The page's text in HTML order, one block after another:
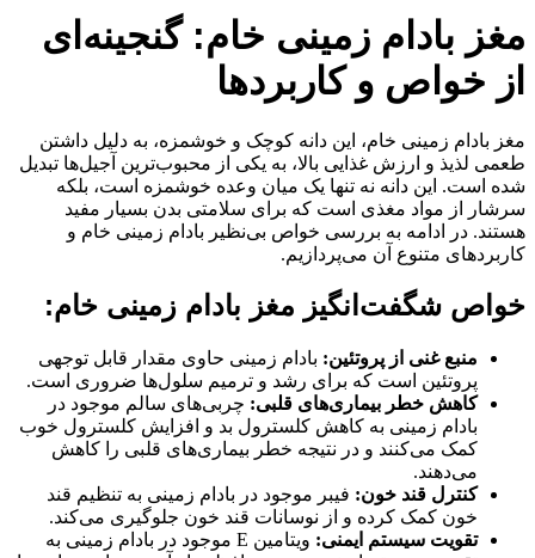
مغز بادام زمینی خام: گنجینه‌ای
از خواص و کاربردها
مغز بادام زمینی خام، این دانه کوچک و خوشمزه، به دلیل داشتن
طعمی لذیذ و ارزش غذایی بالا، به یکی از محبوب‌ترین آجیل‌ها تبدیل
شده است. این دانه نه تنها یک میان وعده خوشمزه است، بلکه
سرشار از مواد مغذی است که برای سلامتی بدن بسیار مفید
هستند. در ادامه به بررسی خواص بی‌نظیر بادام زمینی خام و
کاربردهای متنوع آن می‌پردازیم.
خواص شگفت‌انگیز مغز بادام زمینی خام:
منبع غنی از پروتئین: بادام زمینی حاوی مقدار قابل توجهی
پروتئین است که برای رشد و ترمیم سلول‌ها ضروری است.
کاهش خطر بیماری‌های قلبی: چربی‌های سالم موجود در
بادام زمینی به کاهش کلسترول بد و افزایش کلسترول خوب
کمک می‌کنند و در نتیجه خطر بیماری‌های قلبی را کاهش
می‌دهند.
کنترل قند خون: فیبر موجود در بادام زمینی به تنظیم قند
خون کمک کرده و از نوسانات قند خون جلوگیری می‌کند.
تقویت سیستم ایمنی:
ویتامین E موجود در بادام زمینی به